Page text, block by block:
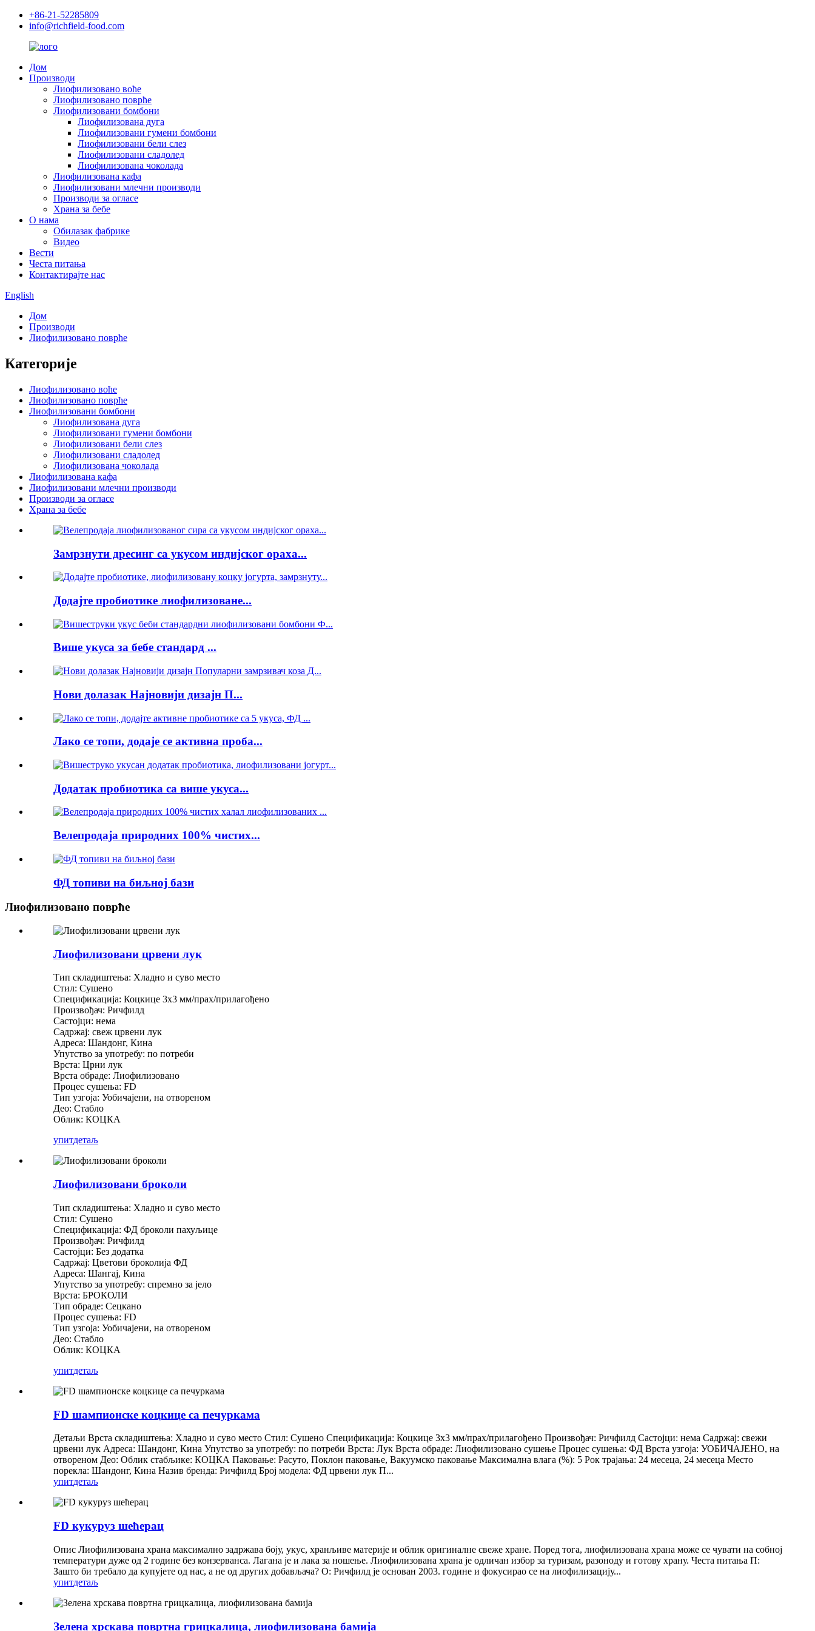
+86-21-52285809
info@richfield-food.com
Дом
Производи
Лиофилизовано воће
Лиофилизовано поврће
Лиофилизовани бомбони
Лиофилизована дуга
Лиофилизовани гумени бомбони
Лиофилизовани бели слез
Лиофилизовани сладолед
Лиофилизована чоколада
Лиофилизована кафа
Лиофилизовани млечни производи
Производи за огласе
Храна за бебе
О нама
Обилазак фабрике
Видео
Вести
Честа питања
Контактирајте нас
English
Дом
Производи
Лиофилизовано поврће
Категорије
Лиофилизовано воће
Лиофилизовано поврће
Лиофилизовани бомбони
Лиофилизована дуга
Лиофилизовани гумени бомбони
Лиофилизовани бели слез
Лиофилизовани сладолед
Лиофилизована чоколада
Лиофилизована кафа
Лиофилизовани млечни производи
Производи за огласе
Храна за бебе
Замрзнути дресинг са укусом индијског ораха...
Додајте пробиотике лиофилизоване...
Више укуса за бебе стандард ...
Нови долазак Најновији дизајн П...
Лако се топи, додаје се активна проба...
Додатак пробиотика са више укуса...
Велепродаја природних 100% чистих...
ФД топиви на биљној бази
Лиофилизовано поврће
Лиофилизовани црвени лук
Тип складиштења: Хладно и суво место
Стил: Сушено
Спецификација: Коцкице 3x3 мм/прах/прилагођено
Произвођач: Ричфилд
Састојци: нема
Садржај: свеж црвени лук
Адреса: Шандонг, Кина
Упутство за употребу: по потреби
Врста: Црни лук
Врста обраде: Лиофилизовано
Процес сушења: FD
Тип узгоја: Уобичајени, на отвореном
Део: Стабло
Облик: КОЦКА
упитдетаљ
Лиофилизовани броколи
Тип складиштења: Хладно и суво место
Стил: Сушено
Спецификација: ФД броколи пахуљице
Произвођач: Ричфилд
Састојци: Без додатка
Садржај: Цветови броколија ФД
Адреса: Шангај, Кина
Упутство за употребу: спремно за јело
Врста: БРОКОЛИ
Тип обраде: Сецкано
Процес сушења: FD
Тип узгоја: Уобичајени, на отвореном
Део: Стабло
Облик: КОЦКА
упитдетаљ
FD шампионске коцкице са печуркама
Детаљи Врста складиштења: Хладно и суво место Стил: Сушено Спецификација: Коцкице 3x3 мм/прах/прилагођено Произвођач: Ричфилд Састојци: нема Садржај: свежи
црвени лук Адреса: Шандонг, Кина Упутство за употребу: по потреби Врста: Лук Врста обраде: Лиофилизовано сушење Процес сушења: ФД Врста узгоја: УОБИЧАЈЕНО, на
отвореном Део: Облик стабљике: КОЦКА Паковање: Расуто, Поклон паковање, Вакуумско паковање Максимална влага (%): 5 Рок трајања: 24 месеца, 24 месеца Место
порекла: Шандонг, Кина Назив бренда: Ричфилд Број модела: ФД црвени лук П...
упитдетаљ
FD кукуруз шећерац
Опис Лиофилизована храна максимално задржава боју, укус, хранљиве материје и облик оригиналне свеже хране. Поред тога, лиофилизована храна може се чувати на собној
температури дуже од 2 године без конзерванса. Лагана је и лака за ношење. Лиофилизована храна је одличан избор за туризам, разоноду и готову храну. Честа питања П:
Зашто би требало да купујете од нас, а не од других добављача? О: Ричфилд је основан 2003. године и фокусирао се на лиофилизацију...
упитдетаљ
Зелена хрскава повртна грицкалица, лиофилизована бамија